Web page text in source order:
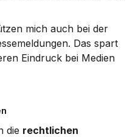
mich auch bei der
Das spart
Eindruck bei Medien
die rechtlichen